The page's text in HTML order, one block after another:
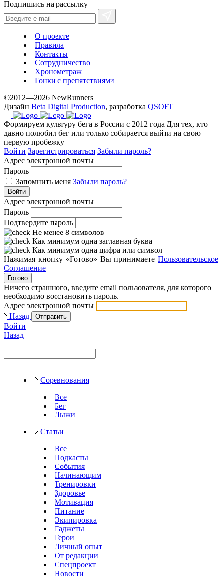
Подпишись на рассылку
О проекте
Правила
Контакты
Сотрудничество
Хронометраж
Гонки с препятствиями
©2012—2026 NewRunners
Дизайн Beta Digital Production, разработка QSOFT
Формируем культуру бега в России с 2012 года Для тех, кто
давно полюбил бег или только собирается выйти на свою
первую пробежку
Войти Зарегистрироваться Забыли пароль?
Адрес электронной почты
Пароль
Запомнить меня Забыли пароль?
Войти
Адрес электронной почты
Пароль
Подтвердите пароль
Не менее 8 символов
Как минимум одна заглавная буква
Как минимум одна цифра или символ
Нажимая кнопку «Готово» Вы принимаете Пользовательское
Соглашение
Готово
Ничего страшного, введите email пользователя, для которого
необходимо восстановить пароль.
Адрес электронной почты
Назад
Отправить
Войти
Назад
Соревнования
Все
Бег
Лыжи
Статьи
Все
Подкасты
События
Начинающим
Тренировки
Здоровье
Мотивация
Питание
Экипировка
Гаджеты
Герои
Личный опыт
От редакции
Спецпроект
Новости